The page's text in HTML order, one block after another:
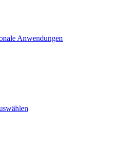
Anwendungen